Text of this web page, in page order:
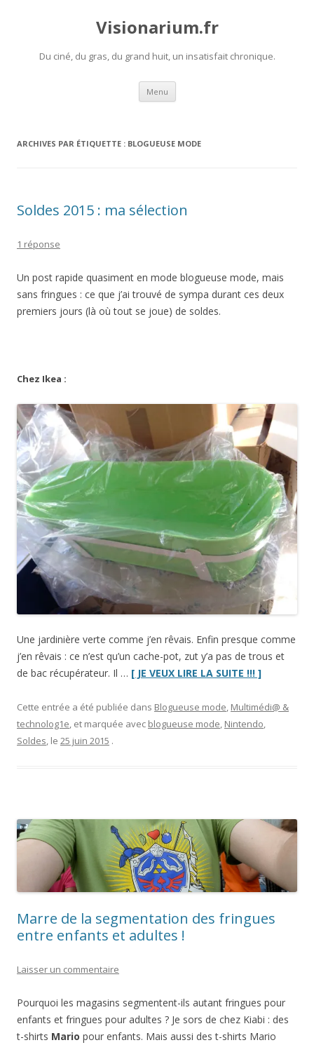
Visionarium.fr
Du ciné, du gras, du grand huit, un insatisfait chronique.
Menu Aller
contenu
ARCHIVES PAR ÉTIQUETTE : BLOGUEUSE MODE
Soldes 2015 : ma sélection
1 réponse
Un post rapide quasiment en mode blogueuse mode, mais
sans fringues : ce que j’ai trouvé de sympa durant ces deux
premiers jours (là où tout se joue) de soldes.
Chez Ikea :
Une jardinière verte comme j’en rêvais. Enfin presque comme
j’en rêvais : ce n’est qu’un cache-pot, zut y’a pas de trous et
de bac récupérateur. Il … [ JE VEUX LIRE LA SUITE !!! ]“Soldes
:
ma
Cette entrée a été publiée dans Blogueuse mode, Multimédi@ &
technolog1e, et marquée avec blogueuse mode, Nintendo,
Soldes, le 25 juin 2015 .
Marre de la segmentation des fringues
entre enfants et adultes !
Laisser un commentaire
Pourquoi les magasins segmentent-ils autant fringues pour
enfants et fringues pour adultes ? Je sors de chez Kiabi : des
t-shirts Mario pour enfants. Mais aussi des t-shirts Mario